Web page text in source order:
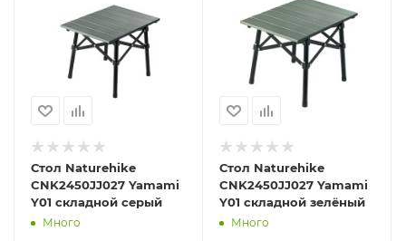
Стол Naturehike
CNK2450JJ027 Yamami
Y01 складной серый
Много
Стол Naturehike
CNK2450JJ027 Yamami
Y01 складной зелёный
Много